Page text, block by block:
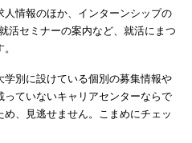
情報のほか、インターンシップの
活セミナーの案内など、就活にまつ
別に設けている個別の募集情報や
ていないキャリアセンターならで
、見逃せません。こまめにチェッ